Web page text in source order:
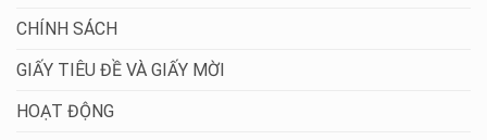
CHÍNH SÁCH
GIẤY TIÊU ĐỀ VÀ GIẤY MỜI
HOẠT ĐỘNG